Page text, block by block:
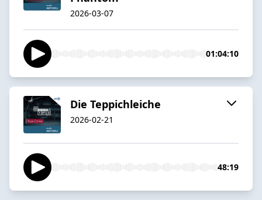
2026-03-07
01:04:10
Die Teppichleiche
2026-02-21
48:19